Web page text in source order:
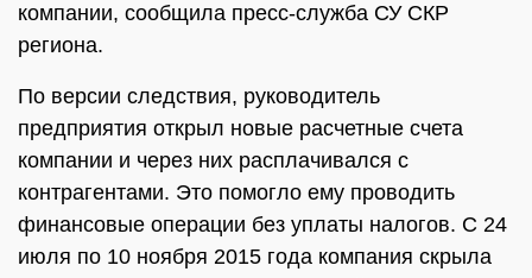
компании, сообщила пресс-служба СУ СКР
региона.
По версии следствия, руководитель
предприятия открыл новые расчетные счета
компании и через них расплачивался с
контрагентами. Это помогло ему проводить
финансовые операции без уплаты налогов. С 24
июля по 10 ноября 2015 года компания скрыла